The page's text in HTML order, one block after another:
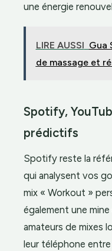
une énergie
LIRE AUSSI Gua
de massage et
Spotify,
prédictifs
Spotify reste la
qui analysent vos
mix « Workout »
également une
amateurs de mixes
leur téléphone